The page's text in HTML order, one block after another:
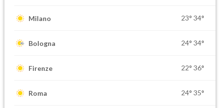
Milano 23° 34°
Bologna 24° 34°
Firenze 22° 36°
Roma 24° 35°